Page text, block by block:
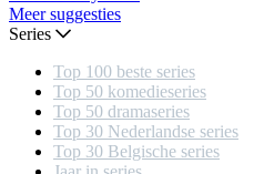
Meer suggesties
Series
Top 100 beste series
Top 50 komedieseries
Top 50 dramaseries
Top 30 Nederlandse series
Top 30 Belgische series